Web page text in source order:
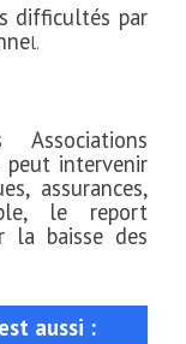
difficultés par
l.
Associations
intervenir
assurances,
le report
la baisse des
aussi :